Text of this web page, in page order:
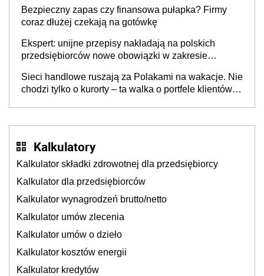
Bezpieczny zapas czy finansowa pułapka? Firmy
coraz dłużej czekają na gotówkę
Ekspert: unijne przepisy nakładają na polskich
przedsiębiorców nowe obowiązki w zakresie
Sieci handlowe ruszają za Polakami na wakacje. Nie
chodzi tylko o kurorty – ta walka o portfele klientów
Kalkulatory
Kalkulator składki zdrowotnej dla przedsiębiorcy
Kalkulator dla przedsiębiorców
Kalkulator wynagrodzeń brutto/netto
Kalkulator umów zlecenia
Kalkulator umów o dzieło
Kalkulator kosztów energii
Kalkulator kredytów